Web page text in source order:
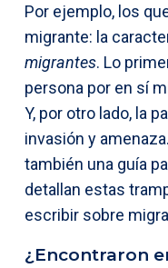
Por ejemplo, los
migrante: la
migrantes. Lo
persona por en sí
Y, por otro lado, la
invasión y
también una guía
detallan estas
escribir sobre
¿Encontraron